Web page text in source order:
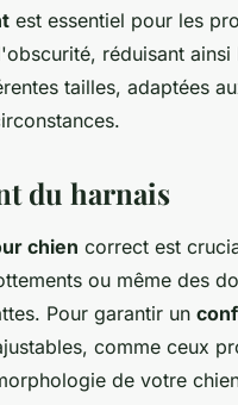
est essentiel pour les
réduisant
tailles, adaptées
du harnais
chien correct est
ou même des
Pour garantir un
comme ceux
de votre